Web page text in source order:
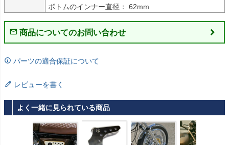
ボトムのインナー直径： 62mm
商品についてのお問い合わせ
パーツの適合保証について
レビューを書く
よく一緒に見られている商品